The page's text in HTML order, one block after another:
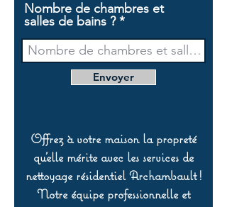
Nombre de chambres et
salles de bains ?
Envoyer
Offrez à votre maison la propreté
qu’elle mérite avec les services de
nettoyage résidentiel Archambault !
Notre équipe professionnelle et